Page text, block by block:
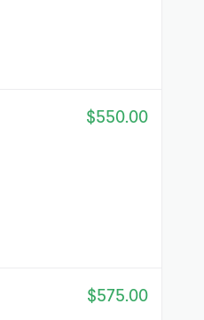
$550.00
$575.00